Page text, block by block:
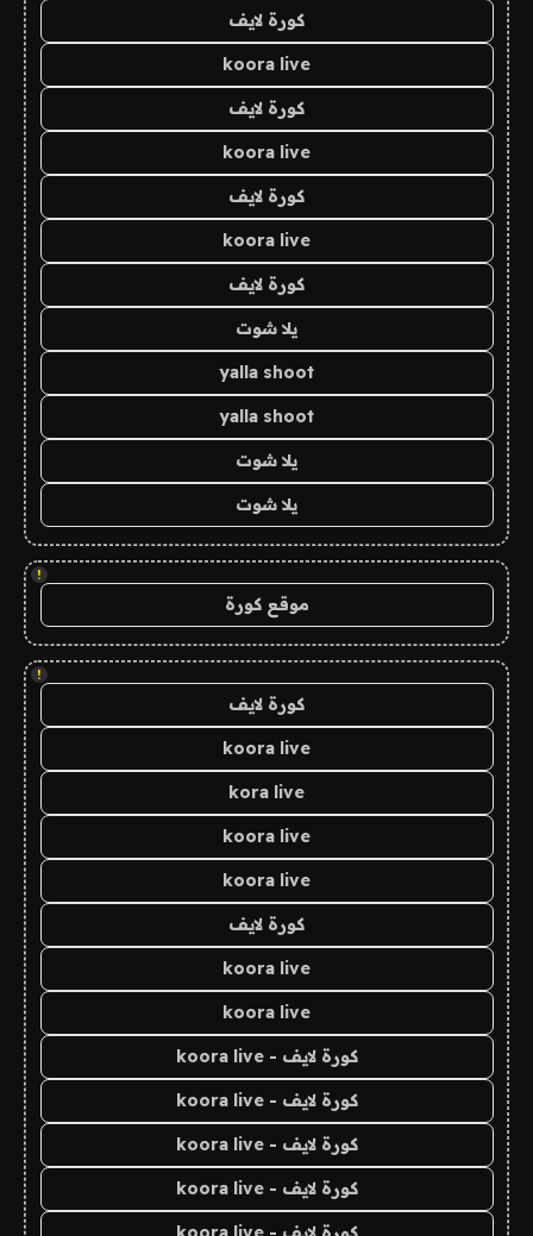
كورة لايف
koora live
كورة لايف
koora live
كورة لايف
koora live
كورة لايف
يلا شوت
yalla shoot
yalla shoot
يلا شوت
يلا شوت
!
موقع كورة
!
كورة لايف
koora live
kora live
koora live
koora live
كورة لايف
koora live
koora live
كورة لايف - koora live
كورة لايف - koora live
كورة لايف - koora live
كورة لايف - koora live